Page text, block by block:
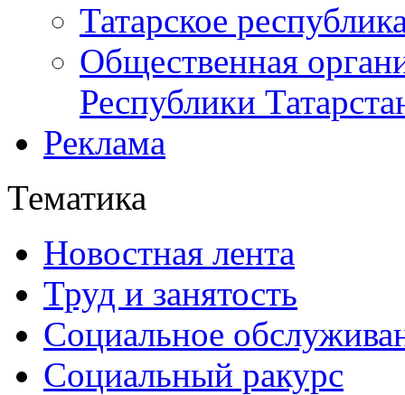
Татарское
Общественная
Республики
Реклама
Тематика
Новостная лента
Труд и занятость
Социальное
Социальный ракурс